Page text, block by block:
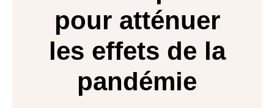
pour atténuer
les effets de la
pandémie